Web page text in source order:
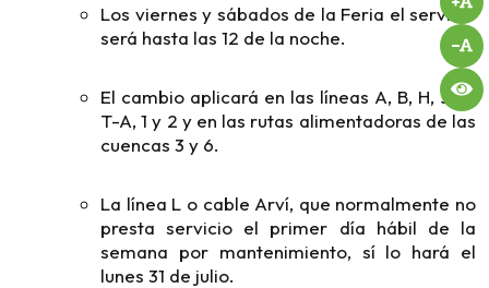
Los viernes y sábados de la Feria el servicio
será hasta las 12 de la noche.
El cambio aplicará en las líneas A, B, H, J, K,
T-A, 1 y 2 y en las rutas alimentadoras de las
cuencas 3 y 6.
La línea L o cable Arví, que normalmente no
presta servicio el primer día hábil de la
semana por mantenimiento, sí lo hará el
lunes 31 de julio.